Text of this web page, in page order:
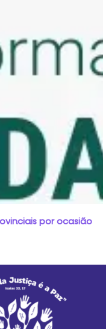
por ocasião